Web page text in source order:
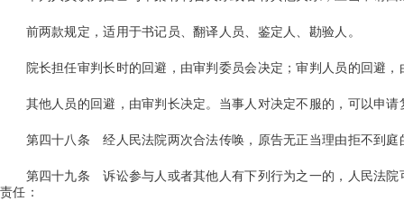
前两款规定，适用于书记员、翻译人员、鉴定人、勘验人。
院长担任审判长时的回避，由审判委员会决定；审判人员的回避，
其他人员的回避，由审判长决定。当事人对决定不服的，可以申请
第四十八条经人民法院两次合法传唤，原告无正当理由拒不到
第四十九条诉讼参与人或者其他人有下列行为之一的，人民法
责任：